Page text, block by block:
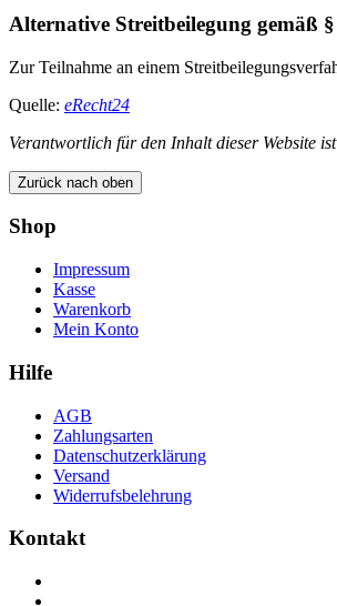
Alternative Streitbeilegung gemäß
Zur Teilnahme an einem
Quelle: eRecht24
Verantwortlich für den Inhalt dieser Website
Zurück nach oben
Shop
Impressum
Kasse
Warenkorb
Mein Konto
Hilfe
AGB
Zahlungsarten
Datenschutzerklärung
Versand
Widerrufsbelehrung
Kontakt